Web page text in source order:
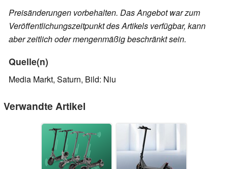
Preisänderungen vorbehalten. Das Angebot war zum
Veröffentlichungszeitpunkt des Artikels verfügbar, kann
aber zeitlich oder mengenmäßig beschränkt sein.
Quelle(n)
Media Markt, Saturn, Bild: Niu
Verwandte Artikel